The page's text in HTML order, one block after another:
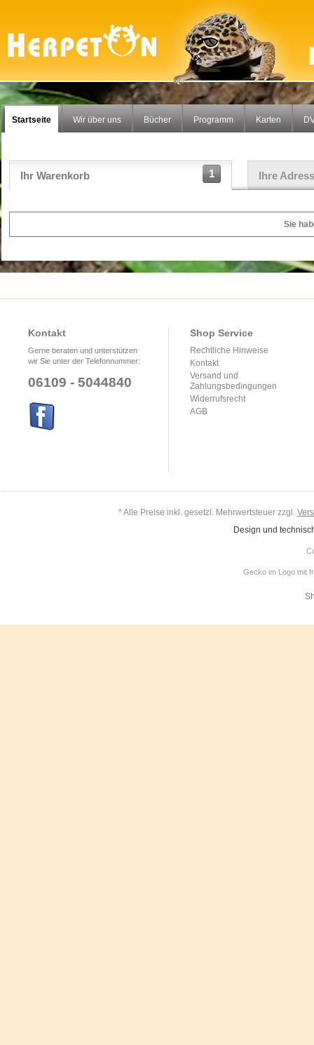
Startseite Wir über uns Bücher Programm Karten
1
Ihr Warenkorb Ihre
Sie
Kontakt
Gerne beraten und unterstützen
wir Sie unter der Telefonnummer:
06109 - 5044840
Shop Service
Rechtliche Hinweise
Kontakt
Versand und
Zahlungsbedingungen
Widerrufsrecht
AGB
* Alle Preise inkl. gesetzl. Mehrwertsteuer zzgl.
Design und
Gecko im Logo mit